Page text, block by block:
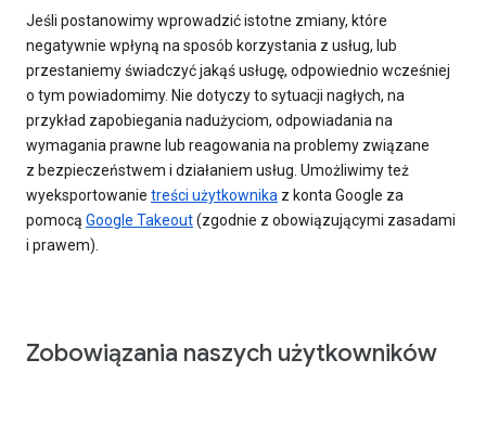
Jeśli postanowimy wprowadzić istotne zmiany, które
negatywnie wpłyną na sposób korzystania z usług, lub
przestaniemy świadczyć jakąś usługę, odpowiednio wcześniej
o tym powiadomimy. Nie dotyczy to sytuacji nagłych, na
przykład zapobiegania nadużyciom, odpowiadania na
wymagania prawne lub reagowania na problemy związane
z bezpieczeństwem i działaniem usług. Umożliwimy też
wyeksportowanie treści użytkownika z konta Google za
pomocą Google Takeout(zgodnie z obowiązującymi zasadami
i prawem).
Zobowiązania naszych użytkowników